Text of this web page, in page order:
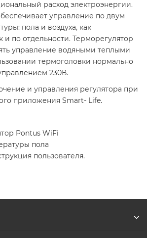
расход электроэнергии.
управление по двум
пола и воздуха, как
и по отдельности. Терморегулятор
управление водяными теплыми
термоголовки нормально
230В.
и управления регулятора при
приложения Smart- Life.
Pontus WiFi
пола
пользователя.